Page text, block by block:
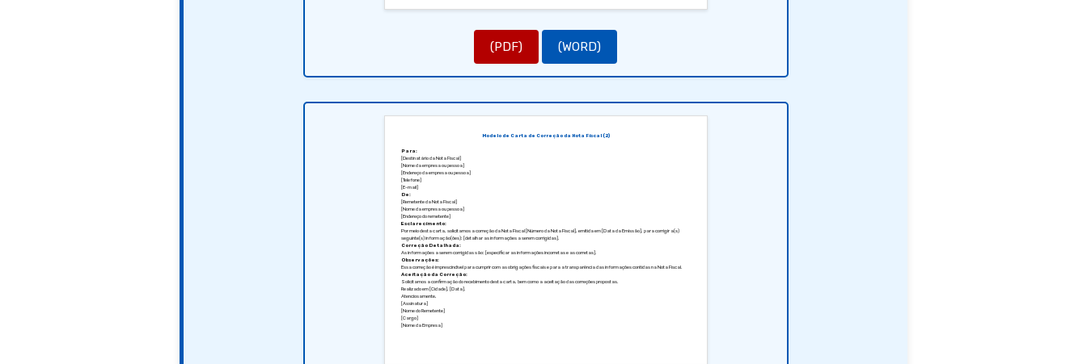
(PDF) (WORD)
Modelo de Carta de Correção da Nota Fiscal (2)
Para:
[Destinatário da Nota Fiscal]
[Nome da empresa ou pessoa]
[Endereço da empresa ou pessoa]
[Telefone]
[E-mail]
De:
[Remetente da Nota Fiscal]
[Nome da empresa ou pessoa]
[Endereço do remetente]
Esclarecimento:
Por meio desta carta, solicitamos a correção da Nota Fiscal [Número da Nota Fiscal], emitida em [Data da Emissão], para corrigir a(s)
seguinte(s) informação(ões): [detalhar as informações a serem corrigidas].
Correção Detalhada:
As informações a serem corrigidas são: [especificar as informações incorretas e as corretas].
Observações:
Essa correção é imprescindível para cumprir com as obrigações fiscais e para a transparência das informações contidas na Nota Fiscal.
Aceitação da Correção:
Solicitamos a confirmação do recebimento desta carta, bem como a aceitação das correções propostas.
Realizado em [Cidade], [Data].
Atenciosamente,
[Assinatura]
[Nome do Remetente]
[Cargo]
[Nome da Empresa]